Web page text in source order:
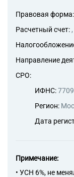
Правовая форма:
Расчетный счет: ,
Направление
СРО:
ИФНС:7709
Регион:
Дата
Примечание:
• УСН 6%, не